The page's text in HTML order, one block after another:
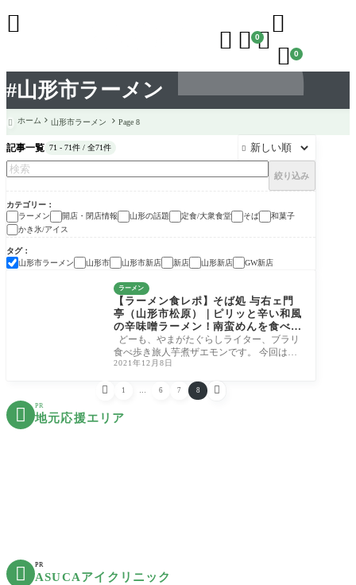
#山形市ラーメン
  0

 0

 ホーム 山形市ラーメン Page 8
記事一覧 71 - 71件 / 全71件 
絞り込み
カテゴリー
ラーメン
開店・閉店情報 山形の話題 定食/大衆食堂 そば
和菓子
かき氷/アイス
タグ
山形市ラーメン
山形市 山形市新店 新店 山形新店 GW新店
ラーメン
【ラーメン食レポ】そば処 与右ェ門
亭（山形市松原）｜ピリッと辛い和風
の辛味噌ラーメン！南蛮めんを食べて
みた。
どーも、やまがたぐらしライター、ブラリ
食べ歩き旅人芋煮ザエモンです。 今回は山
形市松原にあります「与右ェ門亭(よえもん
2021年12月8日
 1 6 7 8 
 PR
地元応援エリア
 PR
ASUCAアイクリニック